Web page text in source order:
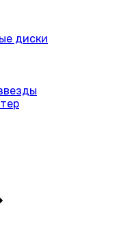
диски